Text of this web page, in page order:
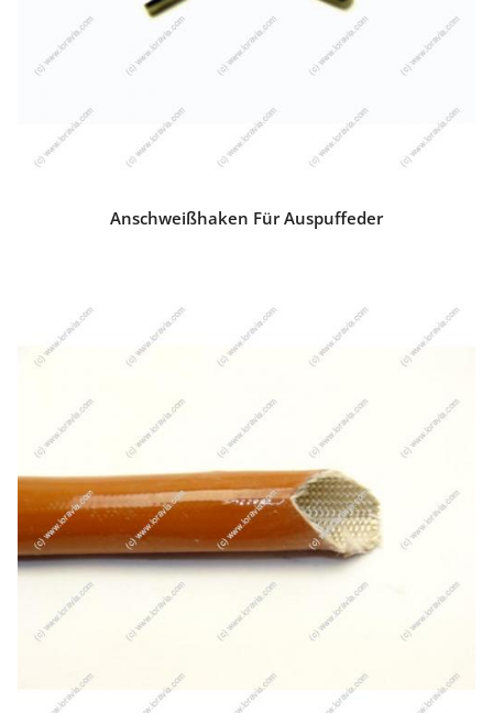
Anschweißhaken Für Auspuffeder